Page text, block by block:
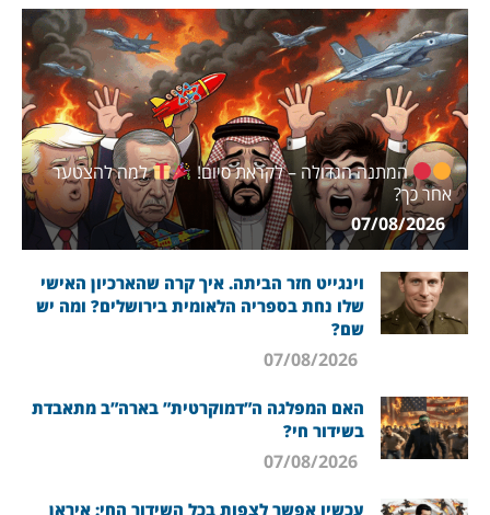
המתנה הגדולה – לקראת סיום!
למה להצטער
אחר כך?
07/08/2026
וינגייט חזר הביתה. איך קרה שהארכיון האישי
שלו נחת בספריה הלאומית בירושלים? ומה יש
שם?
האם המפלגה ה”דמוקרטית” בארה”ב מתאבדת
בשידור חי?
עכשיו אפשר לצפות בכל השידור החי: איראן